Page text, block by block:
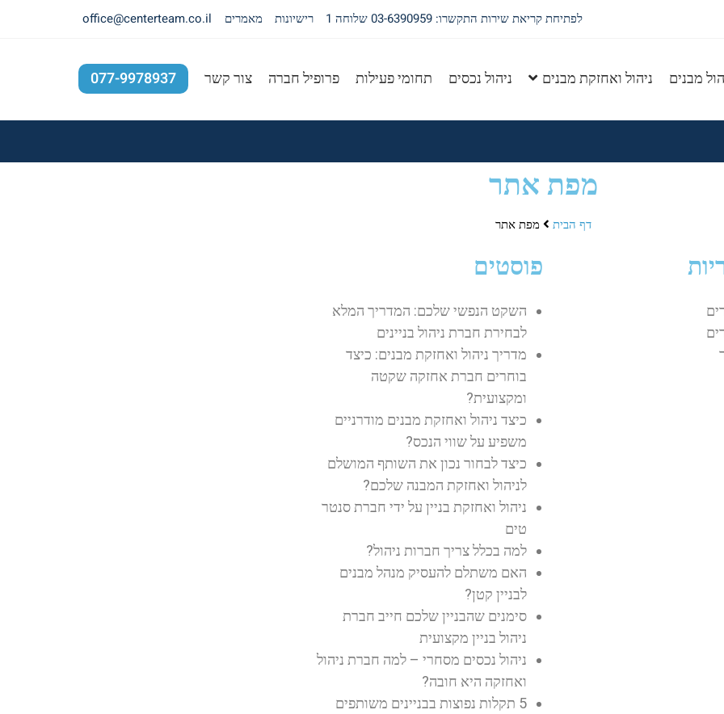
לפתיחת קריאת שירות התקשרו: 03-6390959 שלוחה 1 רישיונות מאמרים office@centerteam.co.il
מבנים ניהול ואחזקת מבנים ניהול נכסים תחומי פעילות פרופיל חברה צור קשר 077-9978937
מפת אתר
דף הבית מפת אתר
פוסטים
השקט הנפשי שלכם: המדריך המלא
לבחירת חברת ניהול בניינים
מדריך ניהול ואחזקת מבנים: כיצד
בוחרים חברת אחזקה שקטה
ומקצועית?
כיצד ניהול ואחזקת מבנים מודרניים
משפיע על שווי הנכס?
כיצד לבחור נכון את השותף המושלם
לניהול ואחזקת המבנה שלכם?
ניהול ואחזקת בניין על ידי חברת סנטר
טים
למה בכלל צריך חברות ניהול?
האם משתלם להעסיק מנהל מבנים
לבניין קטן?
סימנים שהבניין שלכם חייב חברת
ניהול בניין מקצועית
ניהול נכסים מסחרי – למה חברת ניהול
ואחזקה היא חובה?
5 תקלות נפוצות בבניינים משותפים